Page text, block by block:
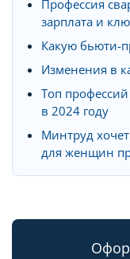
Профессия
зарплата и
Какую бьюти-
Изменения в
Топ
в 2024 году
Минтруд
для женщин